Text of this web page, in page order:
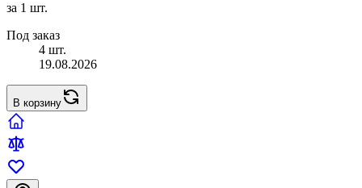
за 1 шт.
Под заказ
4 шт.
19.08.2026
В корзину